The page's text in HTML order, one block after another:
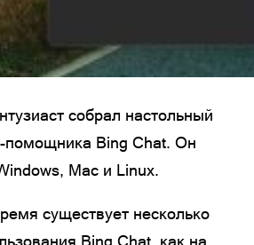
собрал настольный
помощника Bing Chat. Он
Mac и Linux.
существует несколько
Bing Chat, как на